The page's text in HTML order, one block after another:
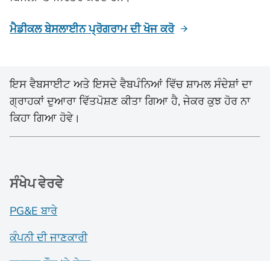
ਮੈਡੀਕਲ ਬੇਸਲਾਈਨ ਪ੍ਰੋਗਰਾਮ ਦੀ ਖੋਜ ਕਰੋ
ਇਸ ਵੈਬਸਾਈਟ ਅਤੇ ਇਸਦੇ ਵੈਬਪੰਨਿਆਂ ਵਿੱਚ ਸ਼ਾਮਲ ਸੰਦੇਸ਼ਾਂ ਦਾ
ਗ੍ਰਾਹਕਾਂ ਦੁਆਰਾ ਵਿੱਤਪੋਸ਼ਣ ਕੀਤਾ ਗਿਆ ਹੈ, ਜੇਕਰ ਕੁਝ ਹੋਰ ਨਾ
ਕਿਹਾ ਗਿਆ ਹੋਵੇ।
ਸੰਖੇਪ ਵੇਰਵੇ
PG&E ਬਾਰੇ
ਕੰਪਨੀ ਦੀ ਜਾਣਕਾਰੀ